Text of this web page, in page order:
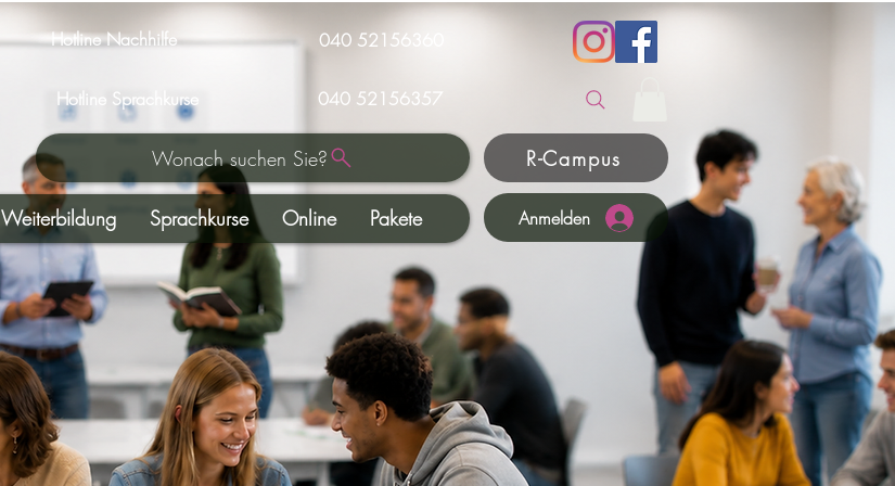
Hotline Nachhilfe 040 52156360
Hotline Sprachkurse 040 52156357
Wonach suchen Sie?
Weiterbildung Sprachkurse Online Pakete
R-Campus
Anmelden